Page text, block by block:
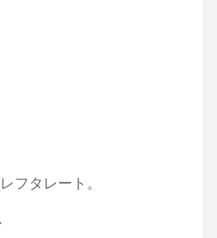
フタレート。